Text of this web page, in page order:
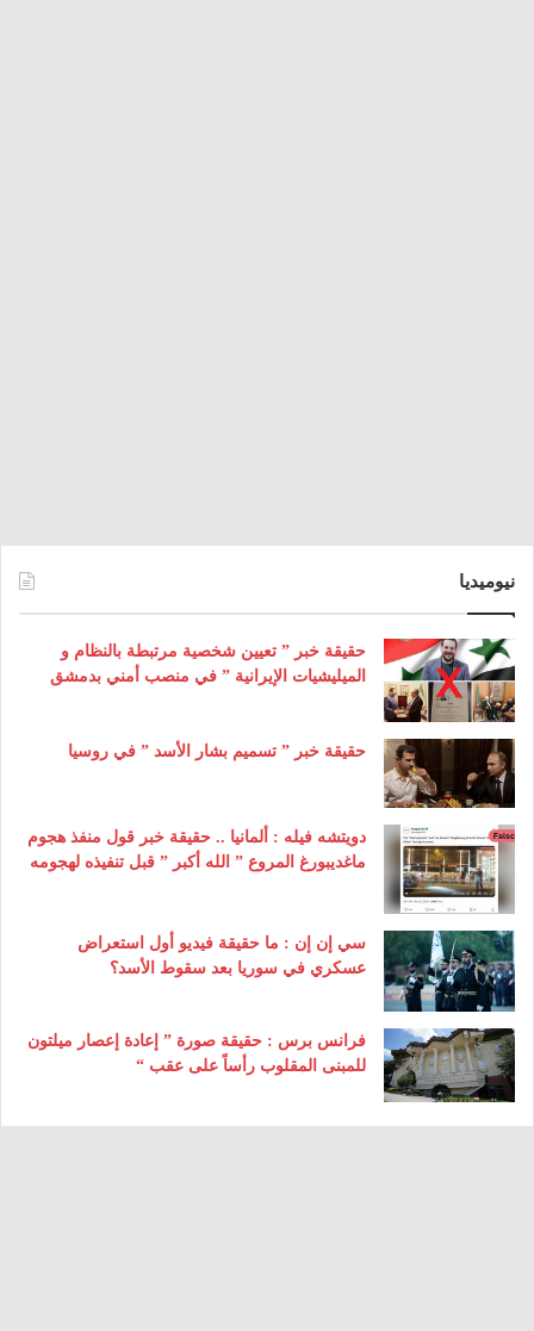
نيوميديا
حقيقة خبر ” تعيين شخصية مرتبطة بالنظام و
الميليشيات الإيرانية ” في منصب أمني بدمشق
حقيقة خبر ” تسميم بشار الأسد ” في روسيا
دويتشه فيله : ألمانيا .. حقيقة خبر قول منفذ هجوم
ماغديبورغ المروع ” الله أكبر ” قبل تنفيذه لهجومه
سي إن إن : ما حقيقة فيديو أول استعراض
عسكري في سوريا بعد سقوط الأسد؟
فرانس برس : حقيقة صورة ” إعادة إعصار ميلتون
للمبنى المقلوب رأساً على عقب “